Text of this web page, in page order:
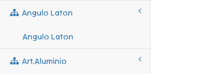
Angulo Laton
Angulo Laton
Art.aluminio